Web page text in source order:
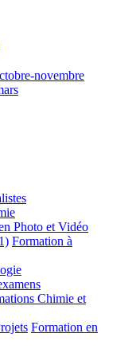
novembre
Photo et Vidéo
Formation à
Chimie et
Formation en